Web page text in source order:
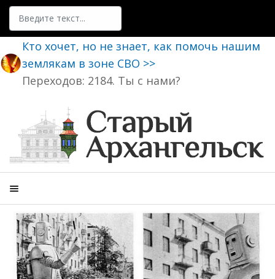
Поиск
Кто хочет, но не знает, как помочь нашим
землякам в зоне СВО >>
Переходов: 2184. Ты с нами?